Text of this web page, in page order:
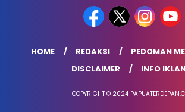
HOME REDAKSI
PEDOMAN
DISCLAIMER
INFO
COPYRIGHT © 2024